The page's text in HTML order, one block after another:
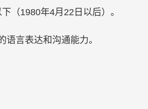
（1980年4月22日以后）。
言表达和沟通能力。